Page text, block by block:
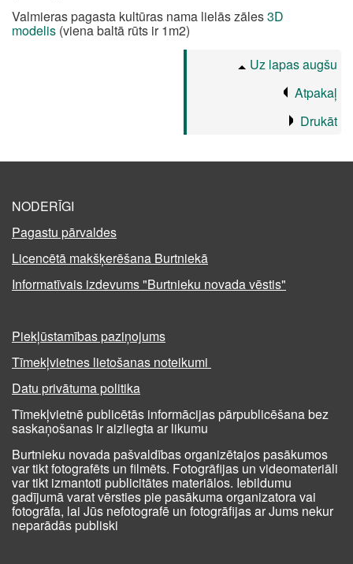
Valmieras pagasta kultūras nama lielās zāles3D
modelis (viena baltā rūts ir 1m2)
Uz lapas augšu
Atpakaļ
Drukāt
NODERĪGI
Pagastu pārvaldes
Licencētā makšķerēšana Burtniekā
Informatīvais izdevums "Burtnieku novada vēstis"
Piekļūstamības paziņojums
Tīmekļvietnes lietošanas noteikumi
Datu privātuma politika
Tīmekļvietnē publicētās informācijas pārpublicēšana bez
saskaņošanas ir aizliegta ar likumu
Burtnieku novada pašvaldības organizētajos pasākumos
var tikt fotografēts un filmēts. Fotogrāfijas un videomateriāli
var tikt izmantoti publicitātes materiālos. Iebildumu
gadījumā varat vērsties pie pasākuma organizatora vai
fotogrāfa, lai Jūs nefotografē un fotogrāfijas ar Jums nekur
neparādās publiski